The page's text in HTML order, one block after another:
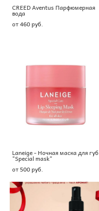
CREED Aventus Парфюмерная
вода
от 460 pуб.
Laneige - Ночная маска для губ
"Special mask"
от 500 pуб.